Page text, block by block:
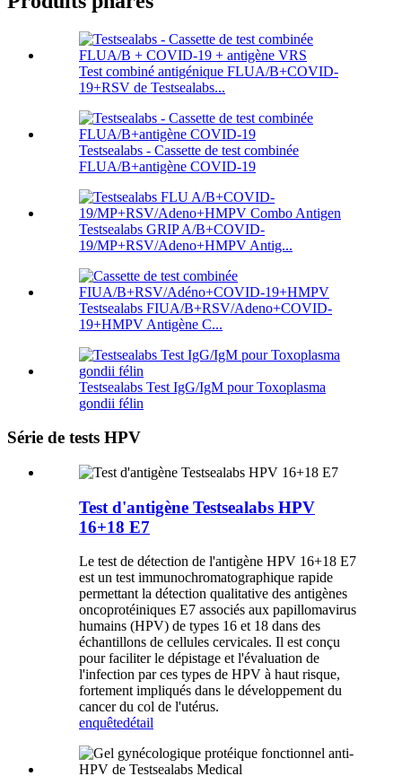
Test combiné antigénique FLUA/B+COVID-
19+RSV de Testsealabs...
Testsealabs - Cassette de test combinée
FLUA/B+antigène COVID-19
Testsealabs GRIP A/B+COVID-
19/MP+RSV/Adeno+HMPV Antig...
Testsealabs FIUA/B+RSV/Adeno+COVID-
19+HMPV Antigène C...
Testsealabs Test IgG/IgM pour Toxoplasma
gondii félin
Série de tests HPV
Test d'antigène Testsealabs HPV
16+18 E7
Le test de détection de l'antigène HPV 16+18 E7
est un test immunochromatographique rapide
permettant la détection qualitative des antigènes
oncoprotéiniques E7 associés aux papillomavirus
humains (HPV) de types 16 et 18 dans des
échantillons de cellules cervicales. Il est conçu
pour faciliter le dépistage et l'évaluation de
l'infection par ces types de HPV à haut risque,
fortement impliqués dans le développement du
cancer du col de l'utérus.
enquêtedétail